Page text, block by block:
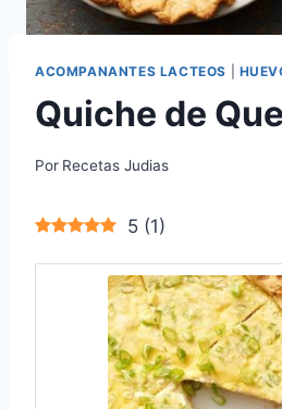
ACOMPANANTES LACTEOS
Quiche de
Por Recetas Judias
5 (1)